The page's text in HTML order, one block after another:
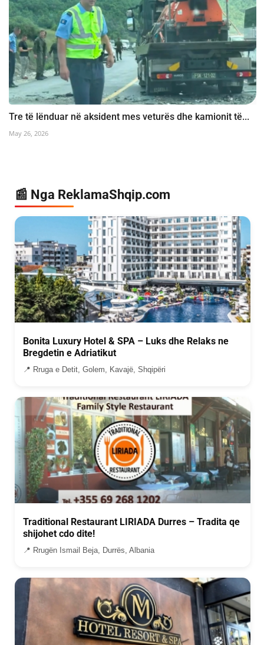
Tre të lënduar në aksident mes veturës dhe kamionit të...
May 26, 2026
📰 Nga ReklamaShqip.com
Bonita Luxury Hotel & SPA – Luks dhe Relaks ne
Bregdetin e Adriatikut
📍 Rruga e Detit, Golem, Kavajë, Shqipëri
Traditional Restaurant LIRIADA Durres – Tradita qe
shijohet cdo dite!
📍 Rrugën Ismail Beja, Durrës, Albania